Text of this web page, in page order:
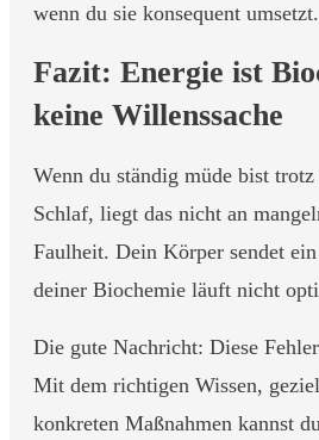
wenn du sie konsequent umsetzt.
Fazit: Energie ist
keine Willenssache
Wenn du ständig müde bist trotz
Schlaf, liegt das nicht an
Faulheit. Dein Körper sendet
deiner Biochemie läuft nicht
Die gute Nachricht: Diese
Mit dem richtigen Wissen,
konkreten Maßnahmen kannst